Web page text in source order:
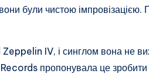
були чистою імпровізацією.
IV, і синглом вона не
пропонувала це